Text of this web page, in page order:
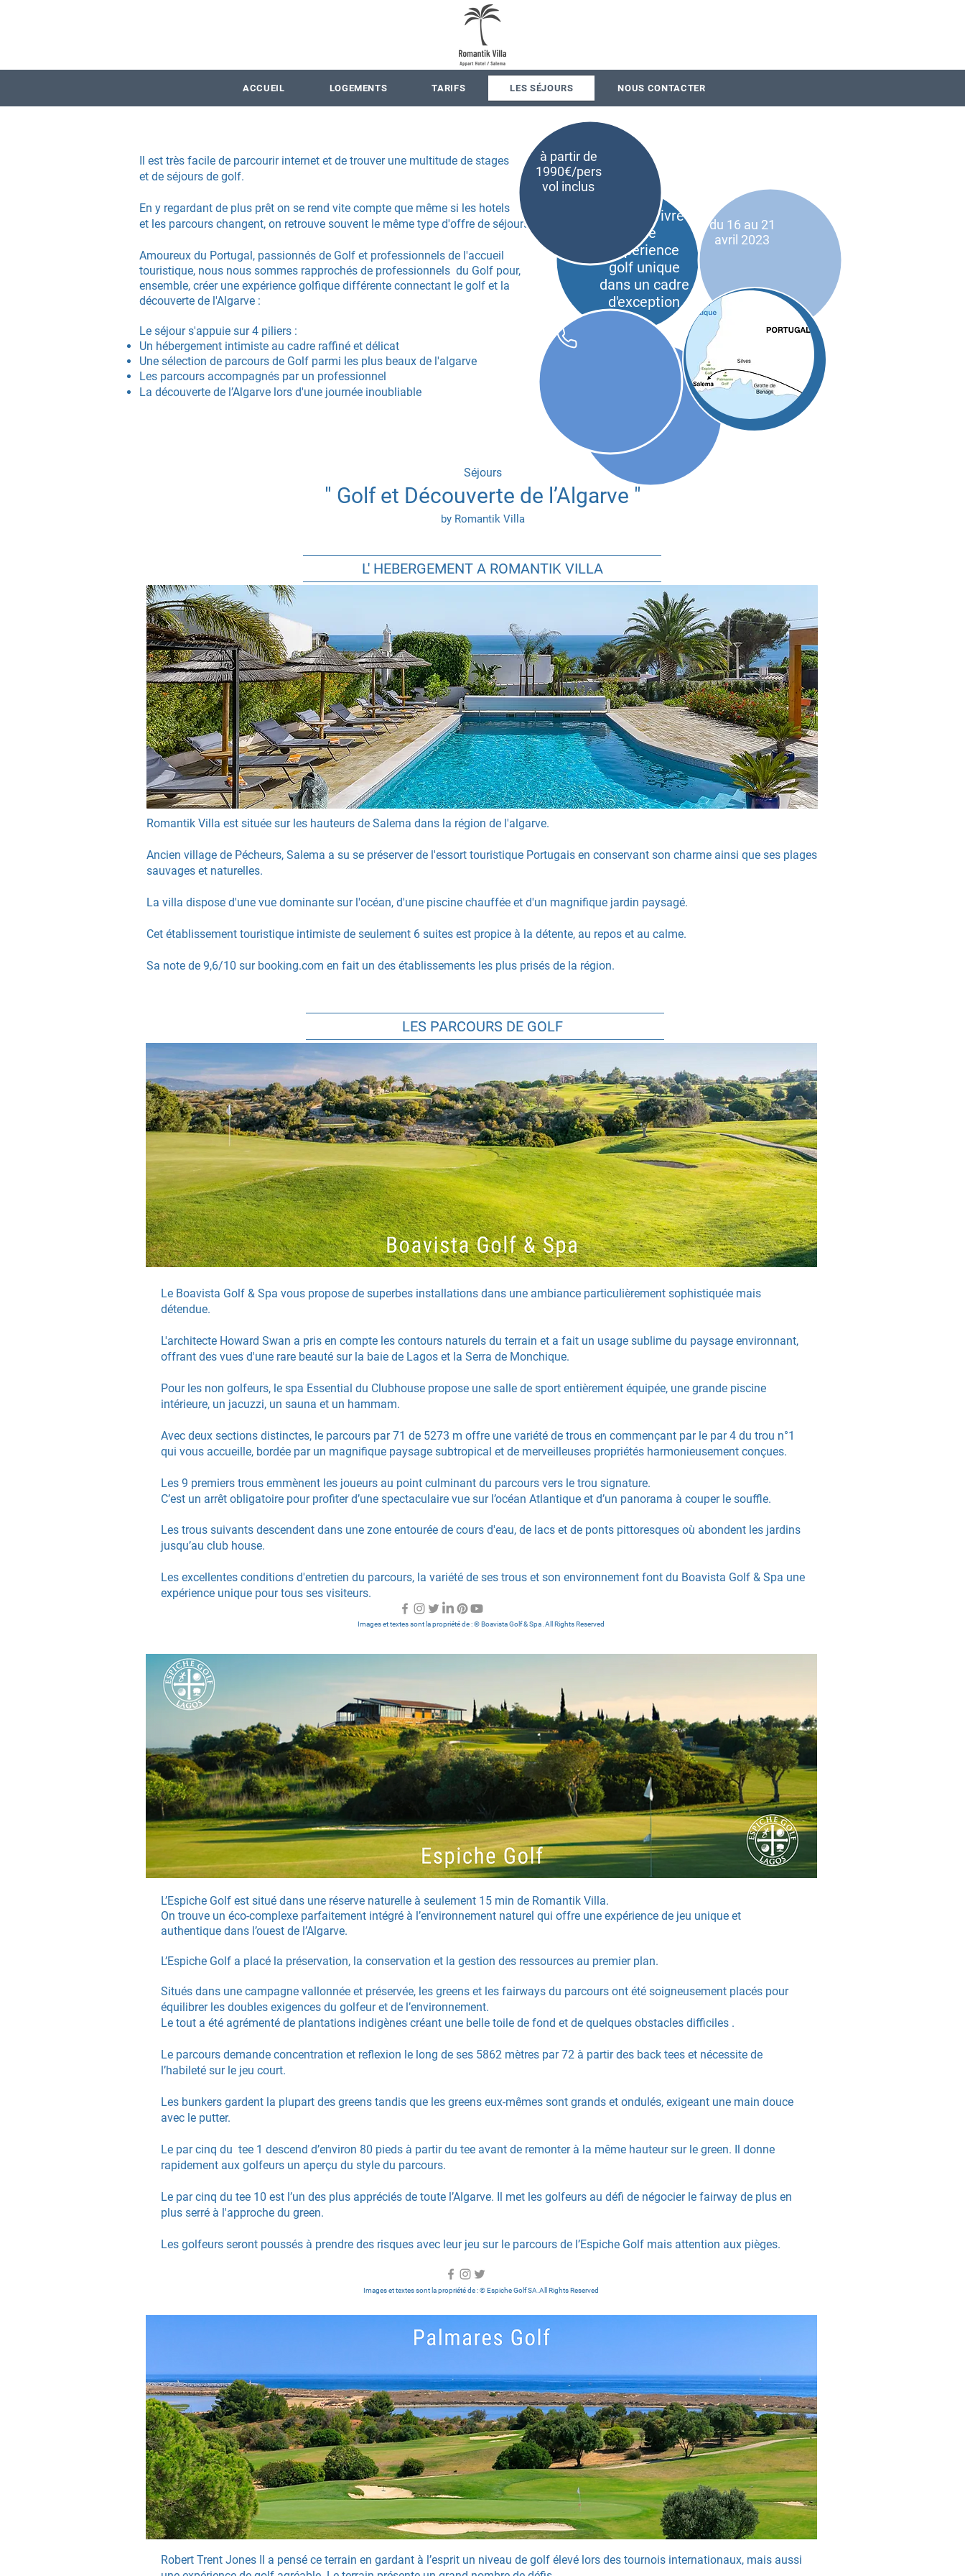
ACCUEIL LOGEMENTS TARIFS LES SÉJOURS NOUS CONTACTER
Il est très facile de parcourir internet et de trouver une multitude de stages
et de séjours de golf.
En y regardant de plus prêt on se rend vite compte que même si les hotels
et les parcours changent, on retrouve souvent le même type d'offre de séjours.
Amoureux du Portugal, passionnés de Golf et professionnels de l'accueil
touristique, nous nous sommes rapprochés de professionnels du Golf pour,
ensemble, créer une expérience golfique différente connectant le golf et la
découverte de l'Algarve :
Le séjour s'appuie sur4 piliers :
Un hébergement intimiste au cadre raffiné et délicat
Une sélection de parcours de Golf parmi les plus beaux de l'algarve
Les parcours accompagnés par un professionnel
La découverte de l’Algarve lors d'une journée inoubliable
venez vivre
une
expérience
golf unique
dans un cadre
d'exception
à partir de
1990€/pers
vol inclus
du 16 au 21
avril 2023
Séjours
" Golf et Découverte de l’Algarve "
by Romantik Villa
L' HEBERGEMENT A ROMANTIK VILLA
Romantik Villa est située sur les hauteurs de Salema dans la région de l'algarve.
Ancien village de Pécheurs, Salema a su se préserver de l'essort touristique Portugais en conservant son charme ainsi que ses plages
sauvages et naturelles.
La villa dispose d'une vue dominante sur l'océan, d'une piscine chauffée et d'un magnifique jardin paysagé.
Cet établissement touristique intimiste de seulement 6 suites est propice à la détente, au repos et au calme.
Sa note de 9,6/10 sur booking.com en fait un des établissements les plus prisés de la région.
LES PARCOURS DE GOLF
Le Boavista Golf & Spa vous propose de superbes installations dans une ambiance particulièrement sophistiquée mais
détendue.
L'architecte Howard Swan a pris en compte les contours naturels du terrain et a fait un usage sublime du paysage environnant,
offrant des vues d'une rare beauté sur la baie de Lagos et la Serra de Monchique.
Pour les non golfeurs, le spa Essential du Clubhouse propose une salle de sport entièrement équipée, une grande piscine
intérieure, un jacuzzi, un sauna et un hammam.
Avec deux sections distinctes, le parcours par 71 de 5273 m offre une variété de trous en commençant par le par 4 du trou n°1
qui vous accueille, bordée par un magnifique paysage subtropical et de merveilleuses propriétés harmonieusement conçues.
Les 9 premiers trous emmènent les joueurs au point culminant du parcours vers le trou signature.
C’est un arrêt obligatoire pour profiter d’une spectaculaire vue sur l’océan Atlantique et d’un panorama à couperle souffle.
Les trous suivants descendent dans une zone entourée de cours d'eau, de lacs et de ponts pittoresques où abondent les jardins
jusqu’au club house.
Les excellentes conditions d'entretien du parcours, la variété de ses trous et son environnement font du Boavista Golf & Spa une
expérience unique pour tous ses visiteurs.
Images et textes sont la propriété de : © Boavista Golf & Spa .All Rights Reserved
L’Espiche Golf est situé dans une réserve naturelle à seulement 15 min de Romantik Villa.
On trouve un éco-complexe parfaitement intégré à l’environnement naturel qui offre une expérience de jeu unique et
authentique dans l’ouest de l’Algarve.
L’Espiche Golf a placé la préservation, la conservation et la gestion des ressources au premier plan.
Situés dans une campagne vallonnée et préservée, les greens et les fairways du parcours ont été soigneusement placés pour
équilibrer les doubles exigences du golfeur et de l’environnement.
Le tout a été agrémenté de plantations indigènes créant une belle toile de fond et de quelques obstacles difficiles .
Le parcours demande concentration et reflexion le long de ses 5862 mètres par 72 à partir des back tees et nécessite de
l’habileté sur le jeu court.
Les bunkers gardent la plupart des greens tandis que les greens eux-mêmes sont grands et ondulés, exigeant une main douce
avec le putter.
Le par cinq du tee 1 descend d’environ 80 pieds à partir du tee avant de remonter à la même hauteur sur le green. Il donne
rapidement aux golfeurs un aperçu du style du parcours.
Le par cinq du tee 10 est l’un des plus appréciés de toute l’Algarve. Il met les golfeurs au défi de négocier le fairway de plus en
plus serré à l'approche du green.
Les golfeurs seront poussés à prendre des risques avec leur jeu sur le parcours de l’Espiche Golf mais attention aux pièges.
Images et textes sont la propriété de :© Espiche Golf SA.All Rights Reserved
Robert Trent Jones II a pensé ce terrain en gardant à l’esprit un niveau de golf élevé lors des tournois internationaux, mais aussi